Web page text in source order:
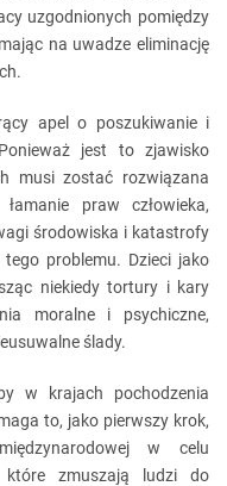
uzgodnionych pomiędzy
na uwadze eliminację
apel o poszukiwanie i
jest to zjawisko
musi zostać rozwiązana
praw człowieka,
środowiska i katastrofy
problemu. Dzieci jako
niekiedy tortury i kary
moralne i psychiczne,
ślady.
w krajach pochodzenia
to, jako pierwszy krok,
w celu
które zmuszają ludzi do